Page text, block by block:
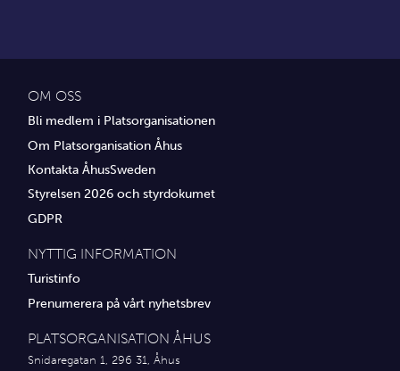
OM OSS
Bli medlem i Platsorganisationen
Om Platsorganisation Åhus
Kontakta ÅhusSweden
Styrelsen 2026 och styrdokumet
GDPR
NYTTIG INFORMATION
Turistinfo
Prenumerera på vårt nyhetsbrev
PLATSORGANISATION ÅHUS
Snidaregatan 1, 296 31, Åhus